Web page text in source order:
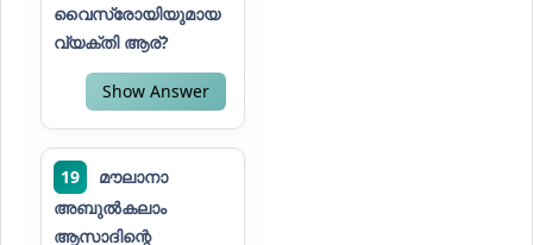
വൈസ്രോയിയുമായ
വ്യക്തി ആര്?
Show Answer
19
മൗലാനാ
അബുൽകലാം
ആസാദിന്റെ